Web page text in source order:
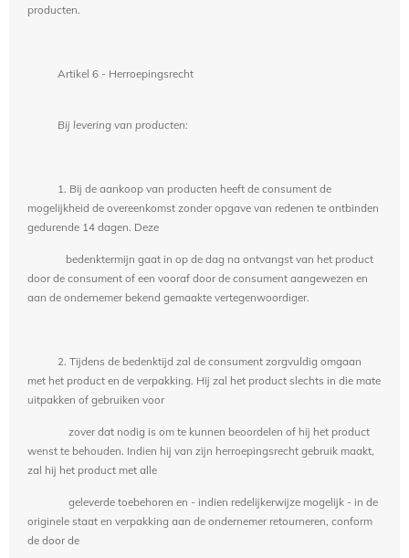
producten.
Artikel 6 - Herroepingsrecht
Bij levering van producten:
1. Bij de aankoop van producten heeft de consument de
mogelijkheid de overeenkomst zonder opgave van redenen te ontbinden
gedurende 14 dagen. Deze
bedenktermijn gaat in op de dag na ontvangst van het product
door de consument of een vooraf door de consument aangewezen en
aan de ondernemer bekend gemaakte vertegenwoordiger.
2. Tijdens de bedenktijd zal de consument zorgvuldig omgaan
met het product en de verpakking. Hij zal het product slechts in die mate
uitpakken of gebruiken voor
zover dat nodig is om te kunnen beoordelen of hij het product
wenst te behouden. Indien hij van zijn herroepingsrecht gebruik maakt,
zal hij het product met alle
geleverde toebehoren en - indien redelijkerwijze mogelijk - in de
originele staat en verpakking aan de ondernemer retourneren, conform
de door de